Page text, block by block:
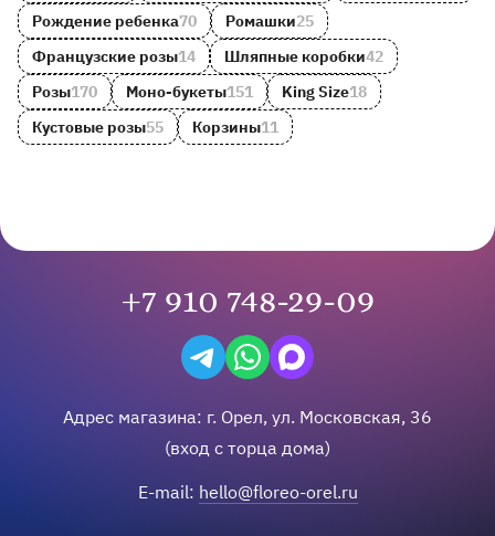
Рождение ребенка70 Ромашки25
Французские розы14 Шляпные коробки42
Розы170 Моно-букеты151 King Size18
Кустовые розы55 Корзины11
+7 910 748-29-09
Написать в Telegram
Написать на WhatsApp
Написать в Max
Адрес магазина: г. Орел, ул. Московская, 36
(вход с торца дома)
E-mail: hello@floreo-orel.ru